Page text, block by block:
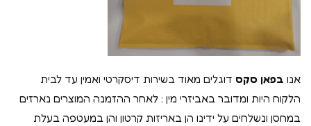
אנו בפאן סקס דוגלים מאוד בשירות דיסקרטי ואמין עד לבית
הלקוח היות ומדובר באביזרי מין : לאחר ההזמנה המוצרים נארזים
במחסן ונשלחים על ידינו הן באריזות קרטון והן במעטפה בעלת